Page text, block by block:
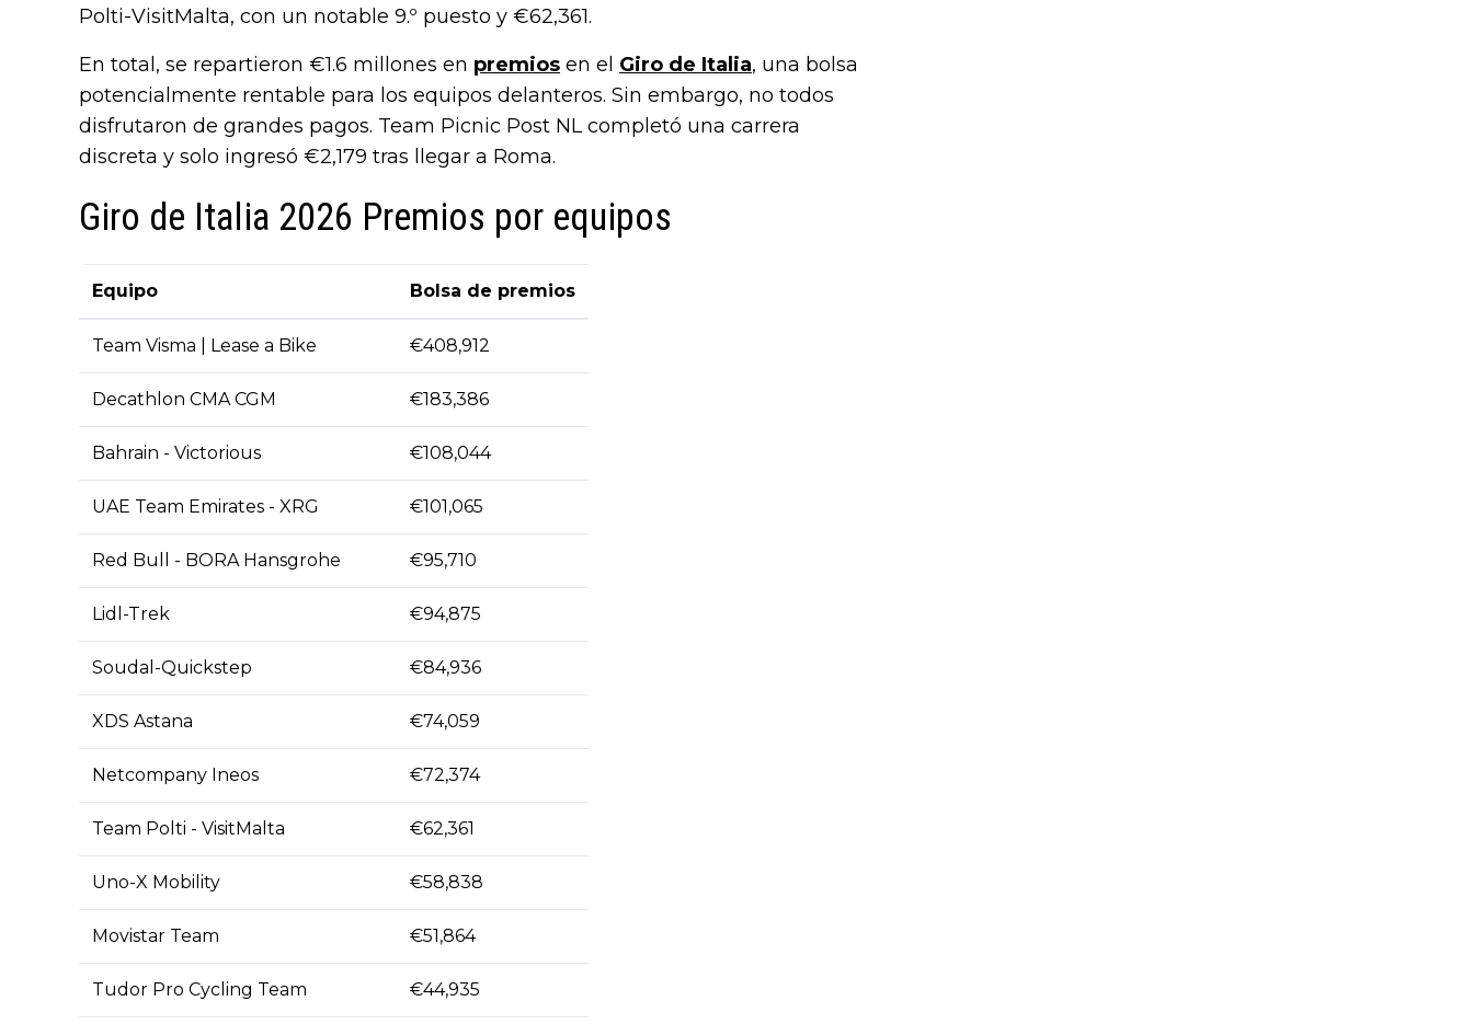
Polti-VisitMalta, con un notable 9.º puesto y €62,361.
En total, se repartieron €1.6 millones en premios en el Giro de Italia, una bolsa
potencialmente rentable para los equipos delanteros. Sin embargo, no todos
disfrutaron de grandes pagos. Team Picnic Post NL completó una carrera
discreta y solo ingresó €2,179 tras llegar a Roma.
Giro de Italia 2026 Premios por equipos
Equipo Bolsa de premios
Team Visma | Lease a Bike €408,912
Decathlon CMA CGM €183,386
Bahrain - Victorious €108,044
UAE Team Emirates - XRG €101,065
Red Bull - BORA Hansgrohe €95,710
Lidl-Trek €94,875
Soudal-Quickstep €84,936
XDS Astana €74,059
Netcompany Ineos €72,374
Team Polti - VisitMalta €62,361
Uno-X Mobility €58,838
Movistar Team €51,864
Tudor Pro Cycling Team €44,935